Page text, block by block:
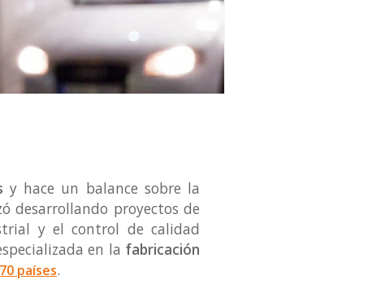
y hace un balance sobre la
desarrollando proyectos de
y el control de calidad
en la fabricación
países.